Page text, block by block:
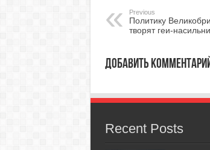
Previous
Политику
творят геи-
Добавить
Recent Posts